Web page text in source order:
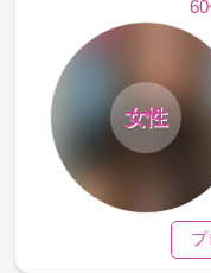
女性